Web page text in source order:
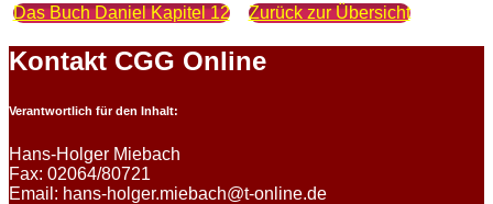
Das Buch Daniel Kapitel 12
Zurück zur Übersicht
Kontakt CGG Online
Verantwortlich für den Inhalt:
Hans-Holger Miebach
Fax: 02064/80721
Email: hans-holger.miebach@t-online.de